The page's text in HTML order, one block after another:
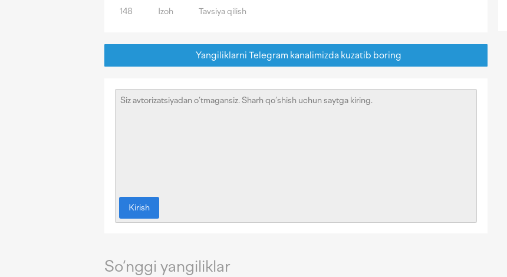
148 Izoh Tavsiya qilish
Yangiliklarni Telegram kanalimizda kuzatib boring
Kirish
So‘nggi yangiliklar